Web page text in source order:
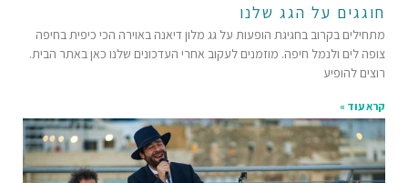
חוגגים על הגג שלנו
מתחילים בקרוב בחגיגת הופעות על גג מלון דיאנה באוירה הכי כיפית בחיפה
צופה לים ולנמל חיפה. מוזמנים לעקוב אחרי העדכונים שלנו כאן באתר הבית.
רוצים להופיע
קרא עוד »